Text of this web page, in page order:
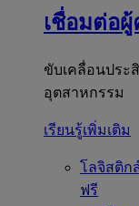
เชื่อมต่อ
ขับเคลื่อนประ
อุตสาหกรรม
เรียนรู้เพิ่มเติม
โลจิสติก
ฟรี